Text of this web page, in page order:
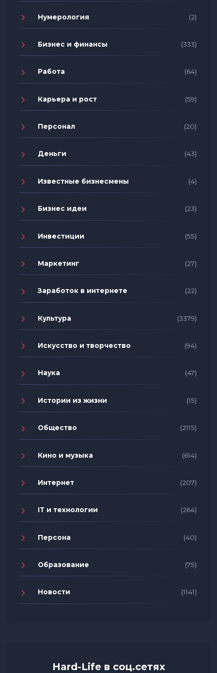
Нумерология (2)
Бизнес и финансы (333)
Работа (64)
Карьера и рост (59)
Персонал (20)
Деньги (43)
Известные бизнесмены (4)
Бизнес идеи (23)
Инвестиции (55)
Маркетинг (27)
Заработок в интернете (22)
Культура (3379)
Искусство и творчество (94)
Наука (47)
Истории из жизни (15)
Общество (2115)
Кино и музыка (614)
Интернет (207)
IT и технологии (264)
Персона (40)
Образование (75)
Новости (1141)
Hard-Life в соц.сетях